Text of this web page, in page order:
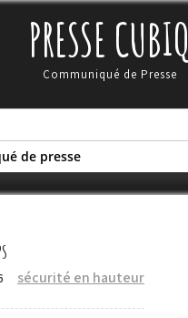
PRESSE CUBIQ
Communiqué de Presse
de presse
sécurité en hauteur